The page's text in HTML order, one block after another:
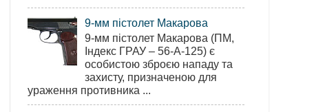
9-мм пістолет Макарова
9-мм пістолет Макарова (ПМ,
Індекс ГРАУ – 56-А-125) є
особистою зброєю нападу та
захисту, призначеною для
ураження противника ...